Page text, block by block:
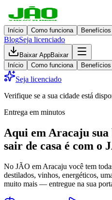
Início Como funciona Benefícios
BlogSeja licenciado
Baixar AppBaixar
Início
Como funciona Benefícios
Seja licenciado
Verifique se a sua cidade está
Entrega em minutos
Aqui em Aracaju sua
sair de casa é com o
No JÃO em Aracaju você tem
destilados, vinhos, energéticos,
muito mais — entregue na sua